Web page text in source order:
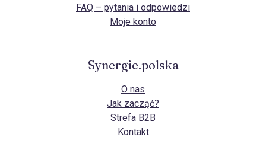
FAQ – pytania i odpowiedzi
Moje konto
Synergie.polska
O nas
Jak zacząć?
Strefa B2B
Kontakt